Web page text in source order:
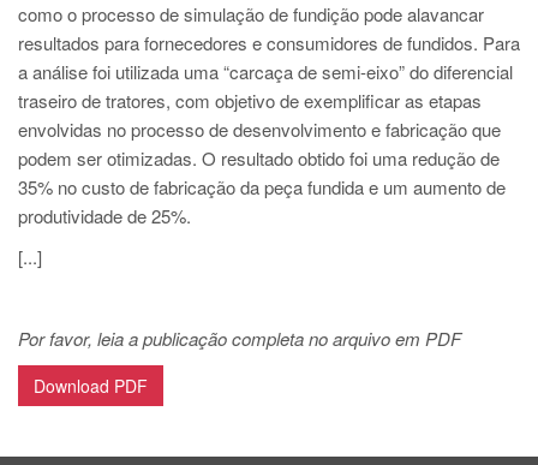
TR
MAGMA China
EN
MAGMA Índia
como o processo de simulação de fundição pode alavancar
resultados para fornecedores e consumidores de fundidos. Para
a análise foi utilizada uma “carcaça de semi-eixo” do diferencial
traseiro de tratores, com objetivo de exemplificar as etapas
envolvidas no processo de desenvolvimento e fabricação que
podem ser otimizadas. O resultado obtido foi uma redução de
35% no custo de fabricação da peça fundida e um aumento de
produtividade de 25%.
[...]
Por favor, leia a publicação completa no arquivo em PDF
Download PDF